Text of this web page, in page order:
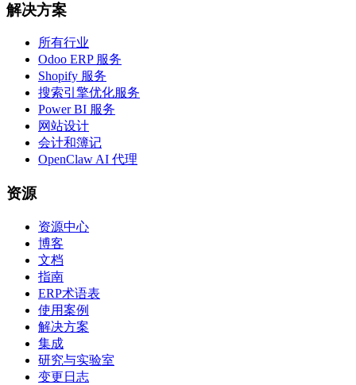
解决方案
所有行业
Odoo ERP 服务
Shopify 服务
搜索引擎优化服务
Power BI 服务
网站设计
会计和簿记
OpenClaw AI 代理
资源
资源中心
博客
文档
指南
ERP术语表
使用案例
解决方案
集成
研究与实验室
变更日志